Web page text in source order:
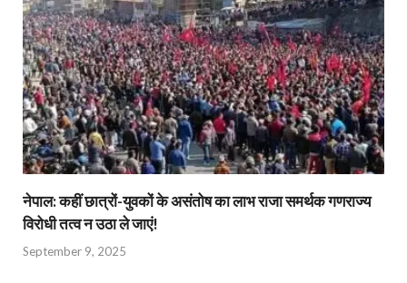
नेपाल: कहीं छात्रों-युवकों के असंतोष का लाभ राजा समर्थक गणराज्य
विरोधी तत्व न उठा ले जाएं!
September 9, 2025